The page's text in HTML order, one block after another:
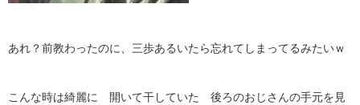
あれ？前教わったのに、三歩あるいたら忘れてしまってるみたいｗ
こんな時は綺麗に 開いて干していた 後ろのおじさんの手元を見